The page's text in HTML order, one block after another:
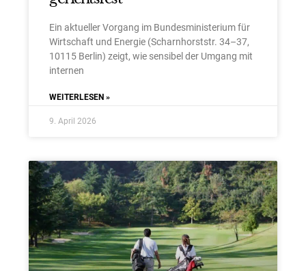
Ein aktueller Vorgang im Bundesministerium für
Wirtschaft und Energie (Scharnhorststr. 34–37,
10115 Berlin) zeigt, wie sensibel der Umgang mit
internen
WEITERLESEN »
9. April 2026